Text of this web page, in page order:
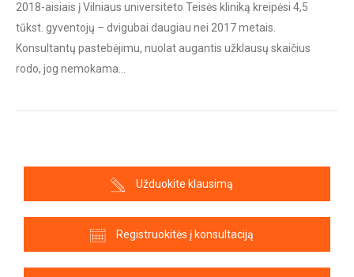
2018-aisiais į Vilniaus universiteto Teisės kliniką kreipėsi 4,5
tūkst. gyventojų – dvigubai daugiau nei 2017 metais.
Konsultantų pastebėjimu, nuolat augantis užklausų skaičius
rodo, jog nemokama…
Užduokite klausimą
Registruokitės į konsultaciją